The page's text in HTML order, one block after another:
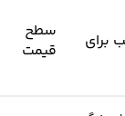
برای
سطح
قیمت